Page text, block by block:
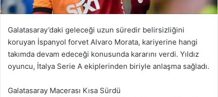
Galatasaray’daki geleceği uzun süredir belirsizliğini
koruyan İspanyol forvet Alvaro Morata, kariyerine hangi
takımda devam edeceği konusunda kararını verdi. Yıldız
oyuncu, İtalya Serie A ekiplerinden biriyle anlaşma sağladı.
Galatasaray Macerası Kısa Sürdü